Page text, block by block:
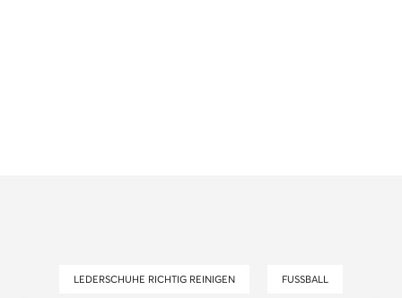
LEDERSCHUHE RICHTIG REINIGEN FUSSBALL